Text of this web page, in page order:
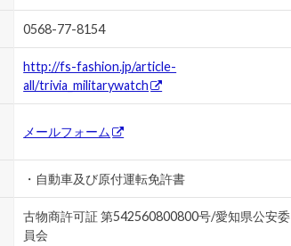
0568-77-8154
http://fs-fashion.jp/article-
all/trivia_militarywatch
メールフォーム
・自動車及び原付運転免許書
古物商許可証 第542560800800号/愛知県公安委
員会